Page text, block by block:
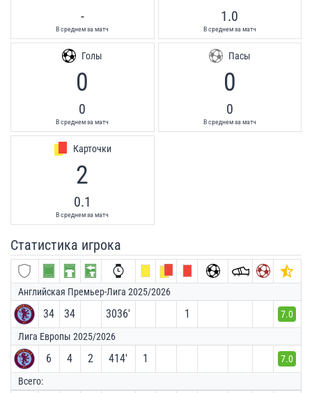
-
В среднем за матч
1.0
В среднем за матч
Голы
0
0
В среднем за матч
Пасы
0
0
В среднем за матч
Карточки
2
0.1
В среднем за матч
Статистика игрока
Английская Премьер-Лига 2025/2026
34 34 3036′ 1
7.0
Лига Европы 2025/2026
6 4 2 414′ 1
7.0
Всего: